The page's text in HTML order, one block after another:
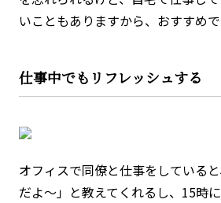
いこともありますから、おすすめで
仕事中でもリフレッシュする
オフィスで同僚と仕事をしている
だよ～」と教えてくれるし、15時